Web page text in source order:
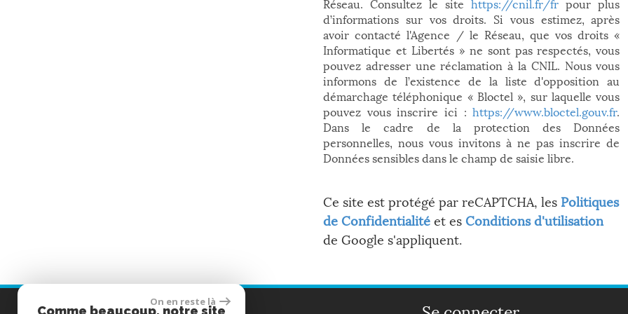
d’informations sur vos droits. Si vous estimez, après
avoir contacté l'Agence / le Réseau, que vos droits «
Informatique et Libertés » ne sont pas respectés, vous
pouvez adresser une réclamation à la CNIL. Nous vous
informons de l’existence de la liste d'opposition au
démarchage téléphonique « Bloctel », sur laquelle vous
pouvez vous inscrire ici :https://www.bloctel.gouv.fr.
Dans le cadre de la protection des Données
personnelles, nous vous invitons à ne pas inscrire de
Données sensibles dans le champ de saisie libre.
Ce site est protégé par reCAPTCHA, les Politiques
de Confidentialitéet esConditions d'utilisation
de Google s'appliquent.
On en reste là
Comme beaucoup, notre site